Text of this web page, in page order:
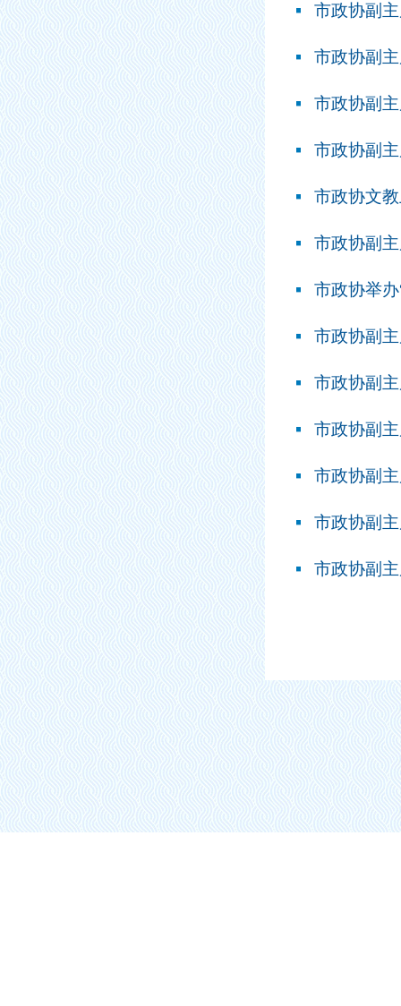
市政协副
市政协副
市政协副
市政协副
市政协文
市政协副
市政协举
市政协副
市政协副
市政协副
市政协副
市政协副